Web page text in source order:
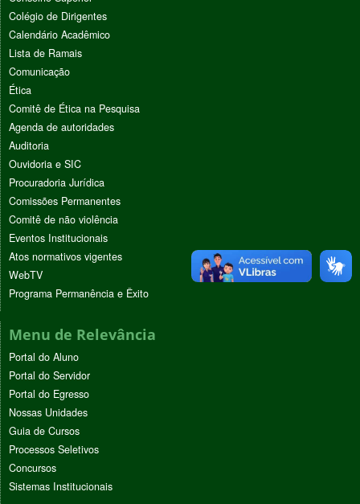
Colégio de Dirigentes
Calendário Acadêmico
Lista de Ramais
Comunicação
Ética
Comitê de Ética na Pesquisa
Agenda de autoridades
Auditoria
Ouvidoria e SIC
Procuradoria Jurídica
Comissões Permanentes
Comitê de não violência
Eventos Institucionais
Atos normativos vigentes
WebTV
Programa Permanência e Êxito
Menu de Relevância
Portal do Aluno
Portal do Servidor
Portal do Egresso
Nossas Unidades
Guia de Cursos
Processos Seletivos
Concursos
Sistemas Institucionais